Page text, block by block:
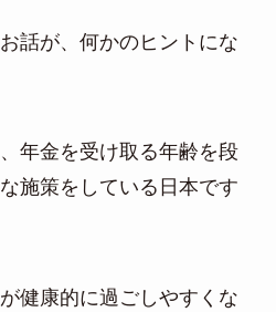
話が、何かのヒントにな
年金を受け取る年齢を段
施策をしている日本です
健康的に過ごしやすくな